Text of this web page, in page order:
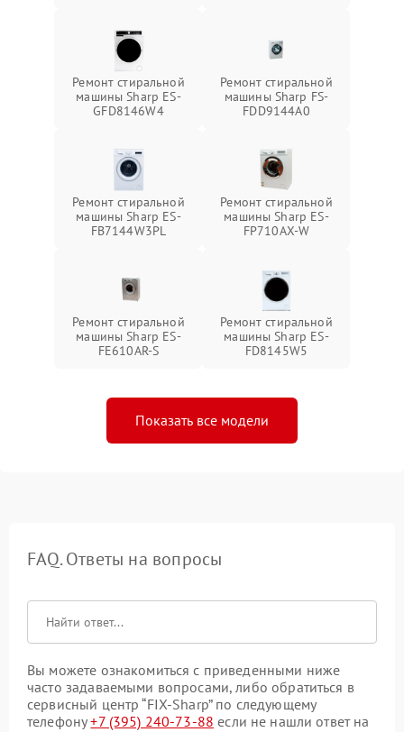
Ремонт стиральной
машины Sharp ES-
GFD8146W4
Ремонт стиральной
машины Sharp FS-
FDD9144A0
Ремонт стиральной
машины Sharp ES-
FB7144W3PL
Ремонт стиральной
машины Sharp ES-
FP710AX-W
Ремонт стиральной
машины Sharp ES-
FE610AR-S
Ремонт стиральной
машины Sharp ES-
FD8145W5
Показать все модели
FAQ. Ответы на вопросы
Вы можете ознакомиться с приведенными ниже
часто задаваемыми вопросами, либо обратиться в
сервисный центр “FIX-Sharp” по следующему
телефону+7 (395) 240-73-88 если не нашли ответ на